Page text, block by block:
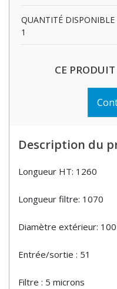
QUANTITÉ DISPONIBLE
1
CE
Description du
Longueur HT: 1260
Longueur filtre: 1070
Diamètre extérieur: 100
Entrée/sortie : 51
Filtre : 5 microns